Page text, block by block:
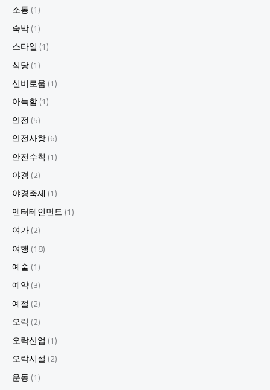
소통(1)
숙박(1)
스타일(1)
식당(1)
신비로움(1)
아늑함(1)
안전(5)
안전사항(6)
안전수칙 (1)
야경 (2)
야경축제 (1)
엔터테인먼트(1)
여가(2)
여행 (18)
예술(1)
예약(3)
예절(2)
오락(2)
오락산업 (1)
오락시설(2)
운동(1)